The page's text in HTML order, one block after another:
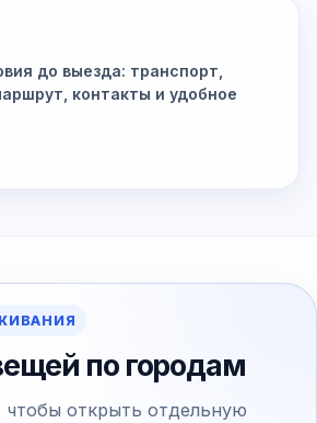
до выезда: транспорт,
контакты и удобное
по городам
чтобы открыть отдельную